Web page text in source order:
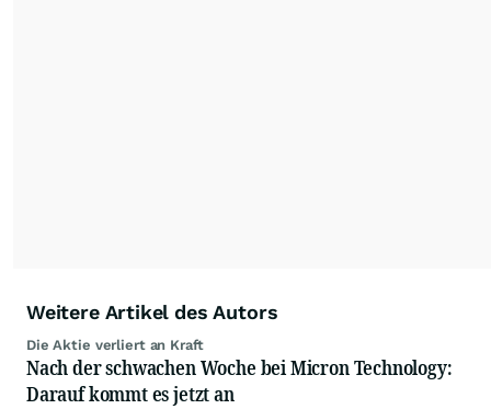
Weitere Artikel des Autors
Die Aktie verliert an Kraft
Nach der schwachen Woche bei Micron Technology:
Darauf kommt es jetzt an